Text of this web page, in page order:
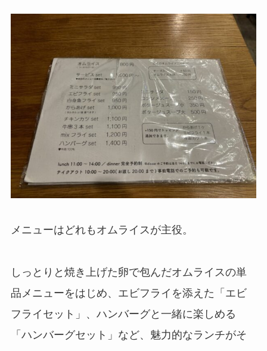
メニューはどれもオムライスが主役。
しっとりと焼き上げた卵で包んだオムライスの単
品メニューをはじめ、エビフライを添えた「エビ
フライセット」、ハンバーグと一緒に楽しめる
「ハンバーグセット」など、魅力的なランチがそ